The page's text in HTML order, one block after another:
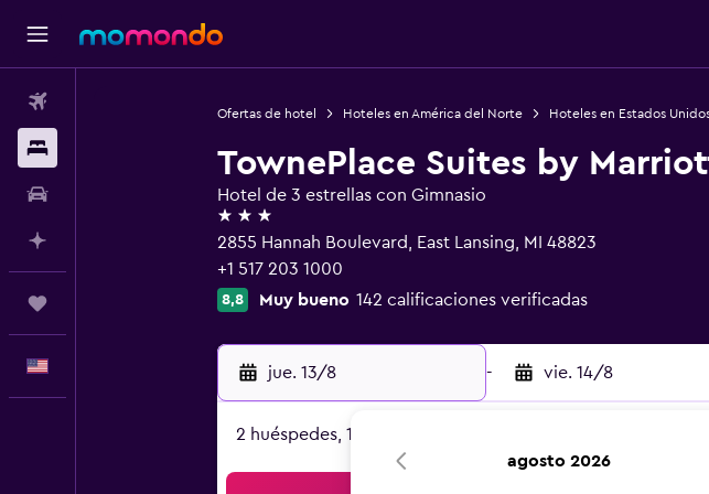
Ofertas de hotel Hoteles en América del Norte Hoteles en Estados
TownePlace Suites by
Hotel de 3 estrellas con Gimnasio
3 estrellas
2855 Hannah Boulevard, East Lansing, MI 48823
+1 517 203 1000
8,8 Muy bueno 142 calificaciones verificadas
jue. 13/8 - vie. 14/8
2 huéspedes, 1 habitación
agosto 2026